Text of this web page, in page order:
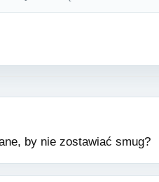
by nie zostawiać smug?